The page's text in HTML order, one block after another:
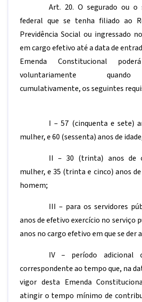
Art. 20. O segurado ou o
federal que se tenha filiado ao
Previdência Social ou ingressado
em cargo efetivo até a data de
Emenda Constitucional
voluntariamente
cumulativamente, os seguintes
I – 57 (cinquenta e sete)
mulher, e 60 (sessenta) anos de
II – 30 (trinta) anos de
mulher, e 35 (trinta e cinco) anos
homem;
III – para os servidores
anos de efetivo exercício no serviço
anos no cargo efetivo em que se der
IV – período adicional
correspondente ao tempo que, na
vigor desta Emenda
atingir o tempo mínimo de